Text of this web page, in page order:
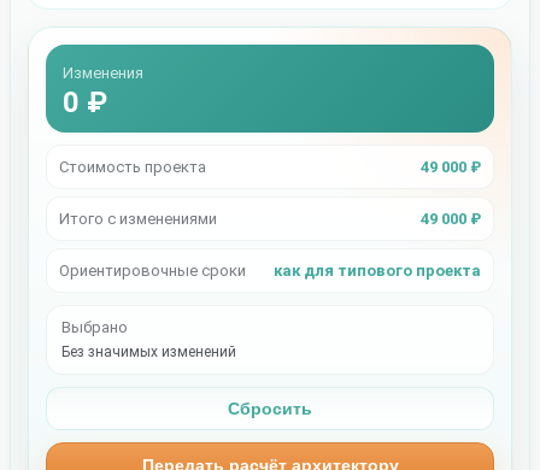
Изменения
0 ₽
Стоимость проекта 49 000 ₽
Итого с изменениями 49 000 ₽
Ориентировочные сроки как для типового проекта
Выбрано
Без значимых изменений
Сбросить
Передать расчёт архитектору